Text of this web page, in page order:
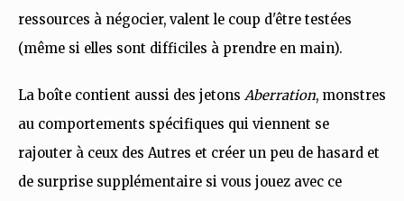
ressources à négocier, valent le coup d'être testées
(même si elles sont difficiles à prendre en main).
La boîte contient aussi des jetons Aberration, monstres
au comportements spécifiques qui viennent se
rajouter à ceux des Autres et créer un peu de hasard et
de surprise supplémentaire si vous jouez avec ce